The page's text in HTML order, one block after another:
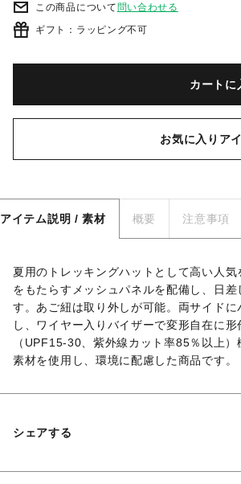
この商品について 問い合わせる
ギフト：ラッピング不可
カートに
お気に入りア
アイテム説明 / 素材 概要 注意事項
夏用のトレッキングハットとして高い人
をもたらすメッシュパネルを配備し、日
す。あご紐は取り外しが可能。両サイド
し、ワイヤー入りバイザーで変形自在に
（UPF15-30、紫外線カット率85％以上
素材を使用し、環境に配慮した商品です。
シェアする